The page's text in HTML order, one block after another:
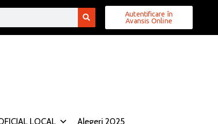
Autentificare în
Avansis Online
LOCAL Alegeri 2025